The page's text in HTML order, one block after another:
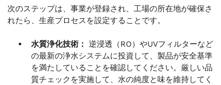
次のステップは、事業が登録され、工場の所在地が確保さ
れたら、生産プロセスを設定することです。
水質浄化技術： 逆浸透（RO）やUVフィルターなど
の最新の浄水システムに投資して、製品が安全基準
を満たしていることを確認してください。厳しい品
質チェックを実施して、水の純度と味を維持してく